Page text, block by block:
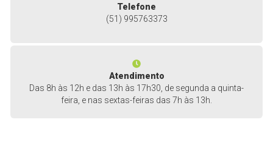
Telefone
(51) 995763373
Atendimento
Das 8h às 12h e das 13h às 17h30, de segunda a quinta-
feira, e nas sextas-feiras das 7h às 13h.